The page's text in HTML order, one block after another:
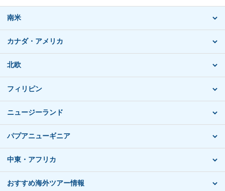
南米
カナダ・アメリカ
北欧
フィリピン
ニュージーランド
パプアニューギニア
中東・アフリカ
おすすめ海外ツアー情報